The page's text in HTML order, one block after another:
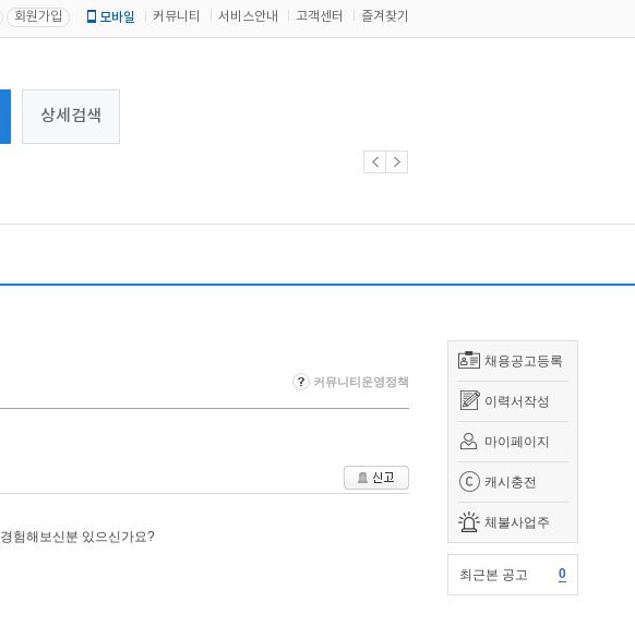
회원가입 모바일 커뮤니티 서비스안내 고객센터 즐겨찾기
상세검색
채용공고등록
이력서작성
마이페이지
캐시충전
체불사업주
최근본 공고 0
커뮤니티운영정책
경험해보신분 있으신가요?